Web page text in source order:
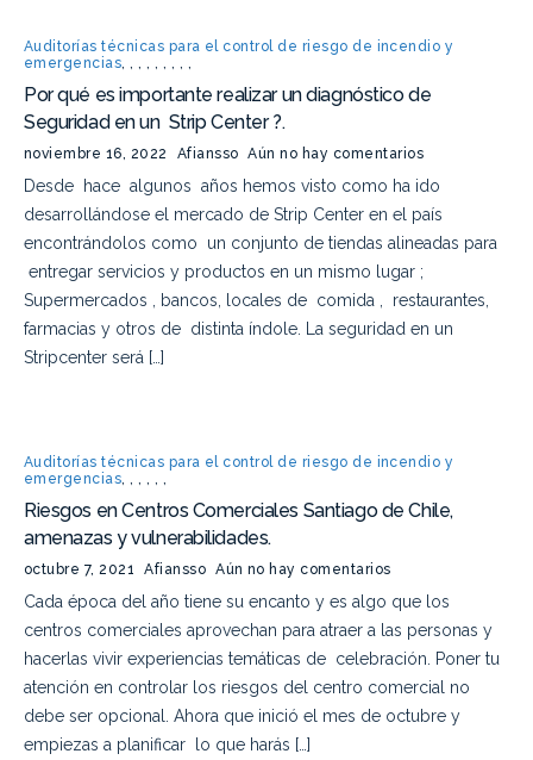
Auditorías técnicas para el control de riesgo de incendio y
emergencias,,,,,,,,,
Por qué es importante realizar un diagnóstico de
Seguridad en un Strip Center ?.
noviembre 16, 2022 Afiansso Aún no hay comentarios
Desde hace algunos años hemos visto como ha ido
desarrollándose el mercado de Strip Center en el país
encontrándolos como un conjunto de tiendas alineadas para
entregar servicios y productos en un mismo lugar ;
Supermercados , bancos, locales de comida , restaurantes,
farmacias y otros de distinta índole. La seguridad en un
Stripcenter será […]
Auditorías técnicas para el control de riesgo de incendio y
emergencias,,,,,,
Riesgos en Centros Comerciales Santiago de Chile,
amenazas y vulnerabilidades.
octubre 7, 2021 Afiansso Aún no hay comentarios
Cada época del año tiene su encanto y es algo que los
centros comerciales aprovechan para atraer a las personas y
hacerlas vivir experiencias temáticas de celebración. Poner tu
atención en controlar los riesgos del centro comercial no
debe ser opcional. Ahora que inició el mes de octubre y
empiezas a planificar lo que harás […]